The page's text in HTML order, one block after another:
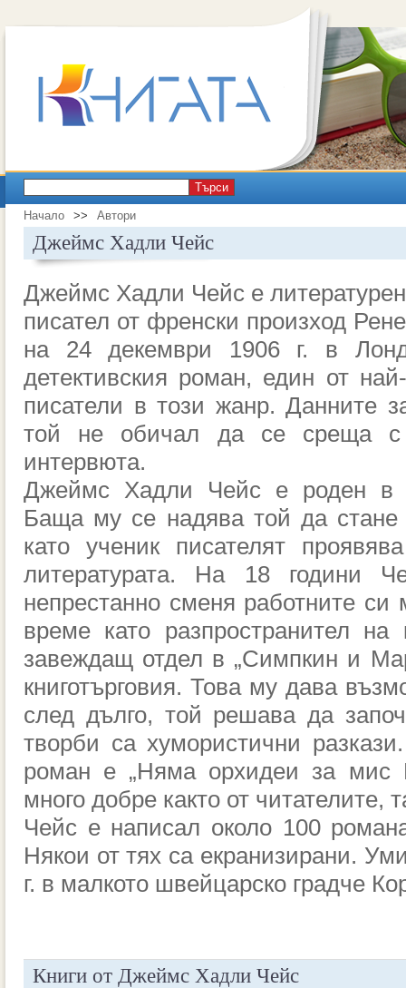
Търси
Начало >> Автори
Джеймс Хадли Чейс
Джеймс Хадли Чейс е
писател от френски произход
на 24 декември 1906 г. в
детективския роман, един от
писатели в този жанр. Данните
той не обичал да се среща
интервюта.
Джеймс Хадли Чейс е роден в
Баща му се надява той да
като ученик писателят
литературата. На 18 години
непрестанно сменя работните си
време като разпространител
завеждащ отдел в „Симпкин и
книготърговия. Това му дава
след дълго, той решава да
творби са хумористични
роман е „Няма орхидеи за мис
много добре както от читателите,
Чейс е написал около 100
Някои от тях са екранизирани.
г. в малкото швейцарско градче
Книги от Джеймс Хадли Чейс